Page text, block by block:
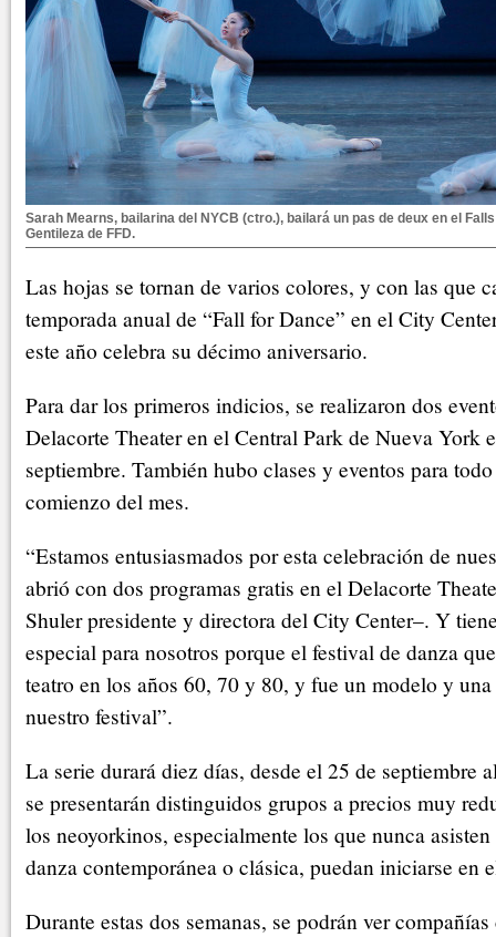
Sarah Mearns, bailarina del NYCB (ctro.), bailará un pas de deux en el
Gentileza de FFD.
Las hojas se tornan de varios colores, y con las que
temporada anual de “Fall for Dance” en el City
este año celebra su décimo aniversario.
Para dar los primeros indicios, se realizaron dos
Delacorte Theater en el Central Park de Nueva York
septiembre. También hubo clases y eventos para
comienzo del mes.
“Estamos entusiasmados por esta celebración de
abrió con dos programas gratis en el Delacorte
Shuler presidente y directora del City Center–. Y
especial para nosotros porque el festival de danza
teatro en los años 60, 70 y 80, y fue un modelo y
nuestro festival”.
La serie durará diez días, desde el 25 de septiembre
se presentarán distinguidos grupos a precios muy
los neoyorkinos, especialmente los que nunca
danza contemporánea o clásica, puedan iniciarse en
Durante estas dos semanas, se podrán ver